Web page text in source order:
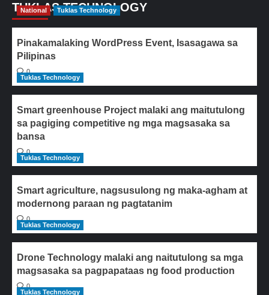
TUKLAS TECHNOLOGY
National Tuklas Technology
Pinakamalaking WordPress Event, Isasagawa sa
Pilipinas
0
Tuklas Technology
Smart greenhouse Project malaki ang maitutulong
sa pagiging competitive ng mga magsasaka sa
bansa
0
Tuklas Technology
Smart agriculture, nagsusulong ng maka-agham at
modernong paraan ng pagtatanim
0
Tuklas Technology
Drone Technology malaki ang naitutulong sa mga
magsasaka sa pagpapataas ng food production
0
Tuklas Technology